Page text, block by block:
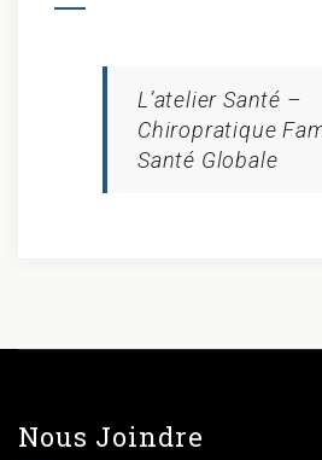
L’atelier Santé –
Chiropratique
Santé Globale
Nous Joindre